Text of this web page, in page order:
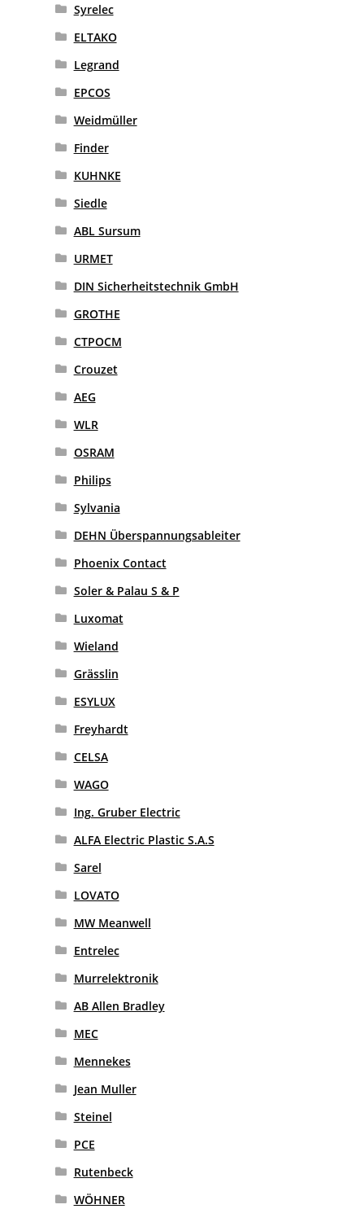
Syrelec
ELTAKO
Legrand
EPCOS
Weidmüller
Finder
KUHNKE
Siedle
ABL Sursum
URMET
DIN Sicherheitstechnik GmbH
GROTHE
CTPOCM
Crouzet
AEG
WLR
OSRAM
Philips
Sylvania
DEHN Überspannungsableiter
Phoenix Contact
Soler & Palau S & P
Luxomat
Wieland
Grässlin
ESYLUX
Freyhardt
CELSA
WAGO
Ing. Gruber Electric
ALFA Electric Plastic S.A.S
Sarel
LOVATO
MW Meanwell
Entrelec
Murrelektronik
AB Allen Bradley
MEC
Mennekes
Jean Muller
Steinel
PCE
Rutenbeck
WÖHNER